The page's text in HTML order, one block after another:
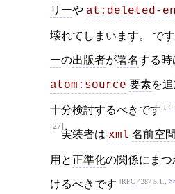
リーや at:deleted-
壊れてしまいます。 で
ーの出版者が署名する時
atom:source 要素を
十分検討するべきです
[27]
実装者は xml 名前空間
用と 正準化の関係にま
けるべきです RFC 4287 5.1.,